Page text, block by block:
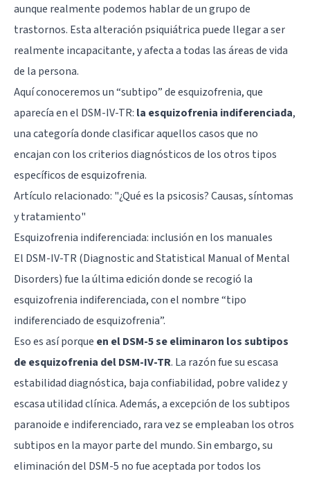
aunque realmente podemos hablar de un grupo de
trastornos. Esta alteración psiquiátrica puede llegar a ser
realmente incapacitante, y afecta a todas las áreas de vida
de la persona.
Aquí conoceremos un “subtipo” de esquizofrenia, que
aparecía en el DSM-IV-TR: la esquizofrenia indiferenciada,
una categoría donde clasificar aquellos casos que no
encajan con los criterios diagnósticos de los otros tipos
específicos de esquizofrenia.
Artículo relacionado: "¿Qué es la psicosis? Causas, síntomas
y tratamiento"
Esquizofrenia indiferenciada: inclusión en los manuales
El DSM-IV-TR (Diagnostic and Statistical Manual of Mental
Disorders) fue la última edición donde se recogió la
esquizofrenia indiferenciada, con el nombre “tipo
indiferenciado de esquizofrenia”.
Eso es así porque en el DSM-5 se eliminaron los subtipos
de esquizofrenia del DSM-IV-TR. La razón fue su escasa
estabilidad diagnóstica, baja confiabilidad, pobre validez y
escasa utilidad clínica. Además, a excepción de los subtipos
paranoide e indiferenciado, rara vez se empleaban los otros
subtipos en la mayor parte del mundo. Sin embargo, su
eliminación del DSM-5 no fue aceptada por todos los